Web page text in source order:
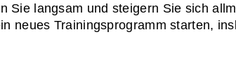
Sie langsam und steigern Sie sich
neues Trainingsprogramm starten,